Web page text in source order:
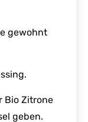
gewohnt
Bio Zitrone
geben.